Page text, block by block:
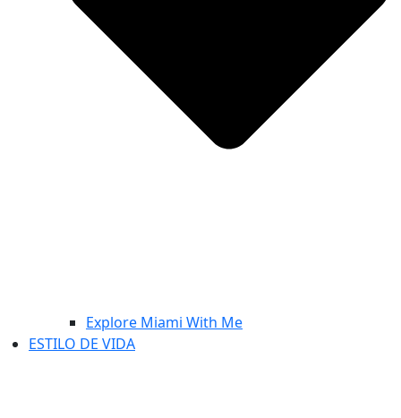
Explore Miami With Me
ESTILO DE VIDA